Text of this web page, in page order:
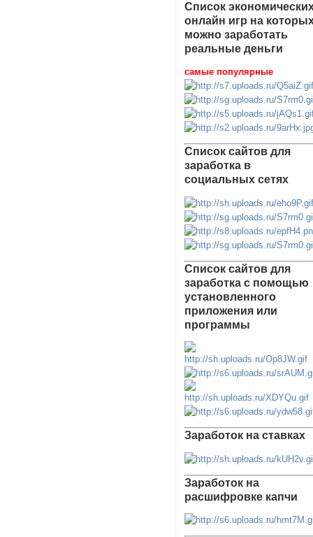
Список
онлайн игр на
можно заработать
реальные деньги
самые популярные
Список сайтов для
заработка в
социальных сетях
Список сайтов для
заработка с помощью
установленного
приложения или
программы
Заработок на ставках
Заработок на
расшифровке капчи